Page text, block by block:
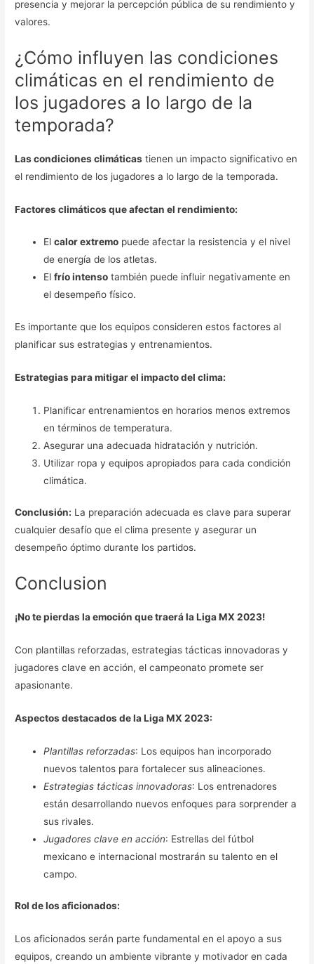
presencia y mejorar la percepción pública de su rendimiento y
valores.
¿Cómo influyen las condiciones
climáticas en el rendimiento de
los jugadores a lo largo de la
temporada?
Las condiciones climáticas tienen un impacto significativo en
el rendimiento de los jugadores a lo largo de la temporada.
Factores climáticos que afectan el rendimiento:
Elcalor extremo puede afectar la resistencia y el nivel
de energía de los atletas.
Elfrío intenso también puede influir negativamente en
el desempeño físico.
Es importante que los equipos consideren estos factores al
planificar sus estrategias y entrenamientos.
Estrategias para mitigar el impacto del clima:
Planificar entrenamientos en horarios menos extremos
en términos de temperatura.
Asegurar una adecuada hidratación y nutrición.
Utilizar ropa y equipos apropiados para cada condición
climática.
Conclusión: La preparación adecuada es clave para superar
cualquier desafío que el clima presente y asegurar un
desempeño óptimo durante los partidos.
Conclusion
¡No te pierdas la emoción que traerá la Liga MX 2023!
Con plantillas reforzadas, estrategias tácticas innovadoras y
jugadores clave en acción, el campeonato promete ser
apasionante.
Aspectos destacados de la Liga MX 2023:
Plantillas reforzadas: Los equipos han incorporado
nuevos talentos para fortalecer sus alineaciones.
Estrategias tácticas innovadoras: Los entrenadores
están desarrollando nuevos enfoques para sorprender a
sus rivales.
Jugadores clave en acción: Estrellas del fútbol
mexicano e internacional mostrarán su talento en el
campo.
Rol de los aficionados:
Los aficionados serán parte fundamental en el apoyo a sus
equipos, creando un ambiente vibrante y motivador en cada